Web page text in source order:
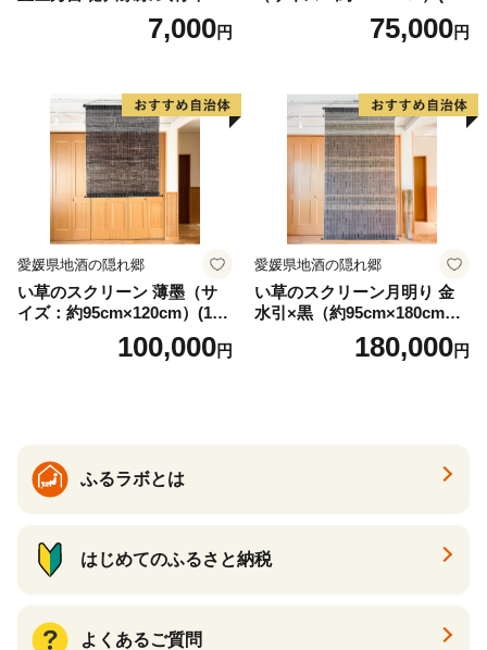
押印 6枚 セット イラスト 戦
国 武将 小牧山城 墨絵 龍画師
グッズ 愛知県 小牧市 お取り
寄せ 送料無料
7,000円 75,000円
愛媛県地酒の隠れ郷
い草のスクリーン 薄墨（サ
イズ：約95cm×120cm）(14
100,000円
愛媛県地酒の隠れ郷
い草のスクリーン月明り 金
水引×黒（約95cm×180cm）
180,000円
ふるラボとは
はじめてのふるさと納税
よくあるご質問